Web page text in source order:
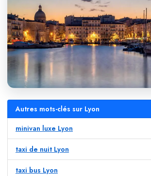
Autres mots-clés sur Lyon
minivan luxe Lyon
taxi de nuit Lyon
taxi bus Lyon